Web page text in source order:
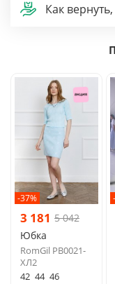
Как
-37%
3 181 5 042
Юбка
RomGil РВ0021-
ХЛ2
42 44 46